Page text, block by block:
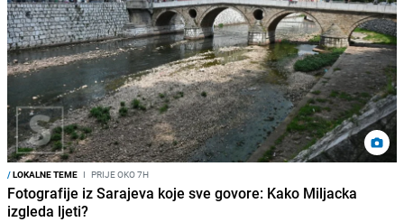
/LOKALNE TEME I PRIJE OKO 7H
Fotografije iz Sarajeva koje sve govore: Kako Miljacka
izgleda ljeti?